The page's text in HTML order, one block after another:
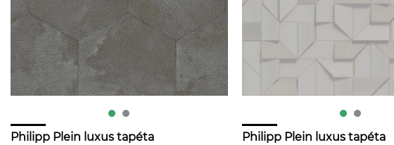
Philipp Plein luxus tapéta
Philipp Plein luxus tapéta